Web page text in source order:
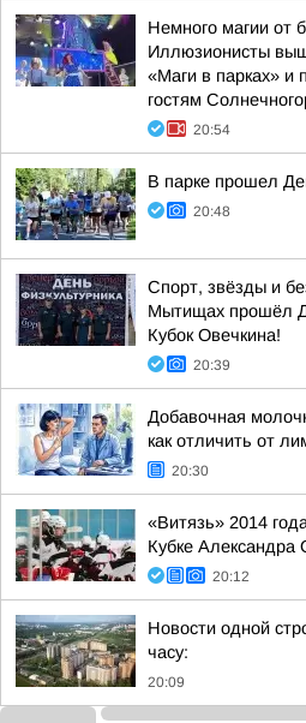
Немного магии от
Иллюзионисты
«Маги в парках» и
гостям
20:54
В парке прошел
20:48
Спорт, звёзды и
Мытищах прошёл
Кубок Овечкина!
20:39
Добавочная
как отличить от
20:30
«Витязь» 2014
Кубке Александра
20:12
Новости одной
часу:
20:09